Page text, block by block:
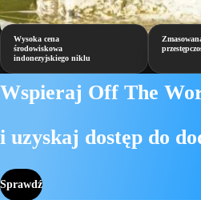
Wysoka cena
środowiskowa
indonezyjskiego niklu
Wspieraj Off The
i uzyskaj dostęp do
Sprawdź